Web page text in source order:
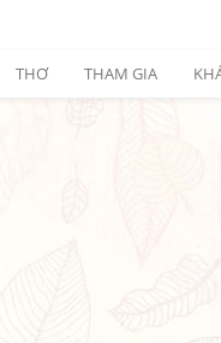
THƠ THAM GIA